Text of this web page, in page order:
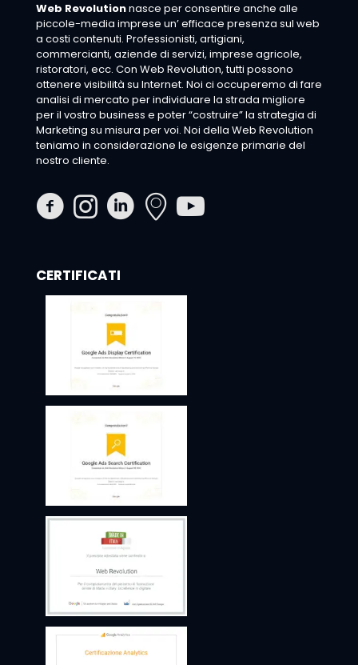
Web Revolutionnasce per consentire anche alle
piccole-media imprese un’ efficace presenza sul web
a costi contenuti. Professionisti, artigiani,
commercianti, aziende di servizi, imprese agricole,
ristoratori, ecc. Con Web Revolution, tutti possono
ottenere visibilità su Internet. Noi ci occuperemo di fare
analisi di mercato per individuare la strada migliore
per il vostro business e poter “costruire” la strategia di
Marketing su misura per voi. Noi della Web Revolution
teniamo in considerazione le esigenze primarie del
nostro cliente.
CERTIFICATI